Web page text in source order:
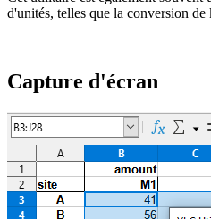
d'unités, telles que la conversion de
Capture d'écran